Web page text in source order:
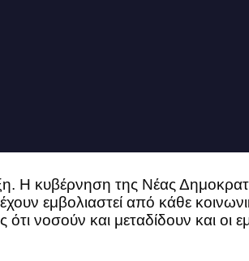
Η κυβέρνηση της Νέας
εμβολιαστεί από κάθε
νοσούν και μεταδίδουν και οι